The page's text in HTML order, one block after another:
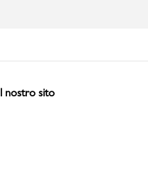
nostro sito